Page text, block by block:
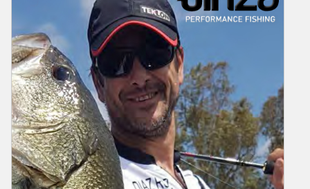
Grauvell Balıkçılar Şehri Bir İspanyol Markasıdır.Avrupa da Bir Çok
Ülkede Profesyonel Balıkçıların Tercih Ettiği Bir Markadır.Deniz ve
Göl Olta Balıkçılığında Aradığınız Kaliteyi ve Teknolojiyi
Bulabilirsiniz.Bir çok Ürün Konseptine Sahip Ürünleri Sitemizden
İnceleyin...
Ürünler Video